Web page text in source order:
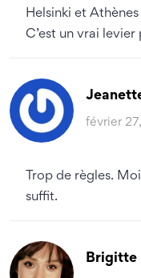
Helsinki et
C’est un vrai
février
Trop de règles.
suffit.
Brigitte